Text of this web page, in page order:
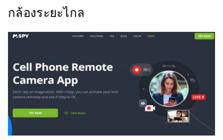
กล้องระยะไกล